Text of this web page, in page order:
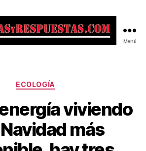
Menú
Categorías
ECOLOGÍA
viviendo
más